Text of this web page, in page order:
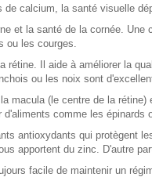
calcium, la santé visuelle
et la santé de la cornée. Une
ou les courges.
rétine. Il aide à améliorer la
ou les noix sont
macula (le centre de la
comme les épinards
antioxydants qui protègent
apportent du zinc. D'autre
facile de maintenir un